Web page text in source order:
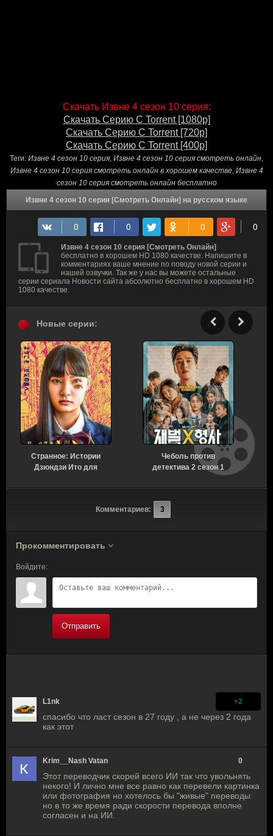
Скачать Извне 4 сезон 10 серия:
Скачать Серию С Torrent [1080p]
Скачать Серию С Torrent [720p]
Скачать Серию С Torrent [400p]
Теги: Извне 4 сезон 10 серия, Извне 4 сезон 10 серия смотреть онлайн,
Извне 4 сезон 10 серия смотреть онлайн в хорошем качестве, Извне 4
сезон 10 серия смотреть онлайн бесплатно
Извне 4 сезон 10 серия [Смотреть Онлайн] на русском языке
Извне 4 сезон 10 серия [Смотреть Онлайн]
бесплатно в хорошем HD 1080 качестве. Напишите в
комментариях ваше мнение по поводу новой серии и
нашей озвучки. Так же у нас вы можете остальные
серии сериала Новости сайта абсолютно бесплатно в хорошем HD
1080 качестве.
Новые серии:
Странное: Истории
Дзюндзи Ито для
сезон 6 серия [Смотреть
Чеболь против
детектива 2 сезон 1
Онлайн]
Комментариев: 3
Прокомментировать
Войдите:
Отправить
L1nk +2
спасибо что ласт сезон в 27 году , а не через 2 года
как этот
Krim__Nash Vatan 0
Этот переводчик скорей всего ИИ так что увольнять
некого! И лично мне все равно как перевели картинка
или фотография но хотелось бы "живые" переводы
но в то же время ради скорости перевода вполне
согласен и на ИИ.